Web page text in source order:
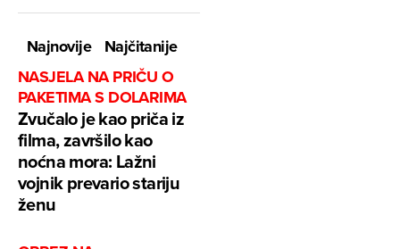
Najnovije
Najčitanije
NASJELA NA PRIČU O
PAKETIMA S DOLARIMA
Zvučalo je kao priča iz
filma, završilo kao
noćna mora: Lažni
vojnik prevario stariju
ženu